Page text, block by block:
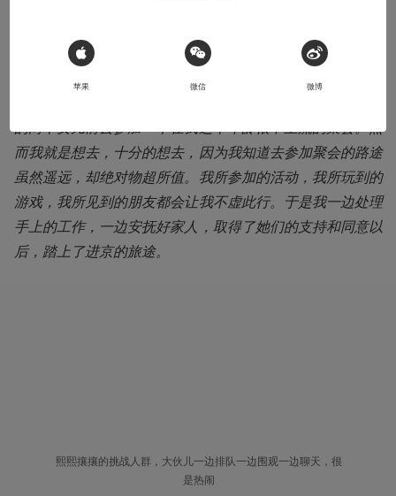
导语：2016年4月26日，我犹豫了很久之后订下了5月27日
的两个女儿前去参加一个在我这个年龄很不主流的聚会。然
而我就是想去，十分的想去，因为我知道去参加聚会的路途
虽然遥远，却绝对物超所值。我所参加的活动，我所玩到的
游戏，我所见到的朋友都会让我不虚此行。于是我一边处理
手上的工作，一边安抚好家人，取得了她们的支持和同意以
后，踏上了进京的旅途。
熙熙攘攘的挑战人群，大伙儿一边排队一边围观一边聊天，很
是热闹
 Sign in with Apple
苹果 微信 微博